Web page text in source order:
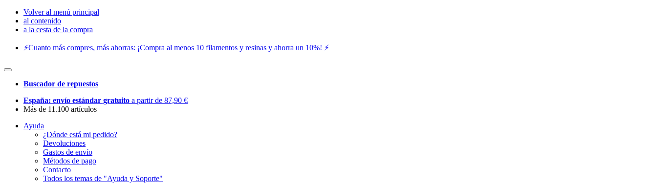
Volver al menú principal
al contenido
a la cesta de la compra
⚡️Cuanto más compres, más ahorras: ¡Compra al menos 10 filamentos y resinas y ahorra un 10%! ⚡️
Buscador de repuestos
España: envío estándar gratuito a partir de 87,90 €
Más de 11.100 artículos
Ayuda
¿Dónde está mi pedido?
Devoluciones
Gastos de envío
Métodos de pago
Contacto
Todos los temas de "Ayuda y Soporte"